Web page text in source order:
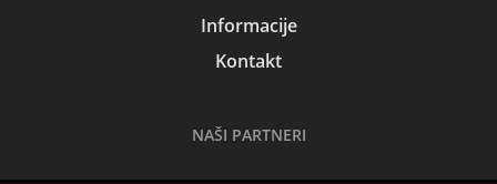
Informacije
Kontakt
NAŠI PARTNERI